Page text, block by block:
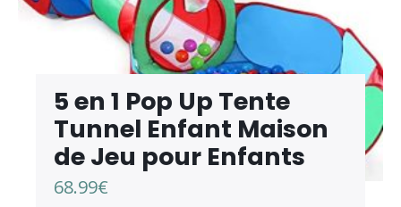
5 en 1 Pop Up Tente
Tunnel Enfant Maison
de Jeu pour Enfants
68.99€